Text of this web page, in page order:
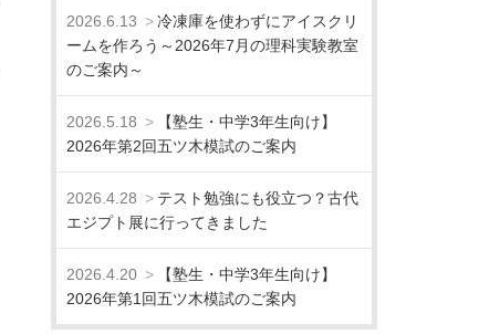
2026.6.13
冷凍庫を使わずにアイスクリ
ームを作ろう～2026年7月の理科実験教室
のご案内～
2026.5.18
【塾生・中学3年生向け】
2026年第2回五ツ木模試のご案内
2026.4.28
テスト勉強にも役立つ？古代
エジプト展に行ってきました
2026.4.20
【塾生・中学3年生向け】
2026年第1回五ツ木模試のご案内